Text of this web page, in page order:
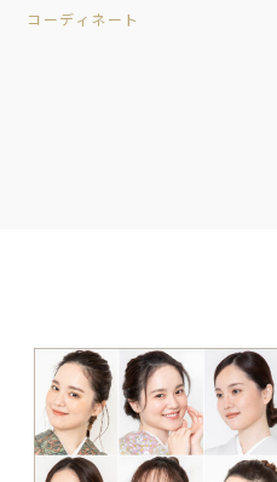
コーディネート